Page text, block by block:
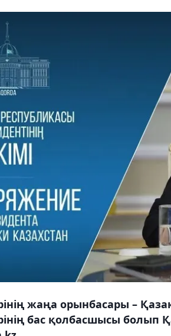
жаңа орынбасары –
бас қолбасшысы болып